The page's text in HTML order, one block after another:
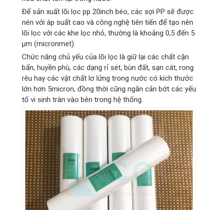
Để sản xuất lõi lọc pp 20inch béo, các sợi PP sẽ được
nén với áp suất cao và công nghệ tiên tiến để tạo nên
lõi lọc với các khe lọc nhỏ, thường là khoảng 0,5 đến 5
μm (micronmet).
Chức năng chủ yếu của lõi lọc là giữ lại các chất cặn
bẩn, huyền phù, các dạng rỉ sét, bùn đất, sạn cát, rong
rêu hay các vật chất lơ lửng trong nước có kích thước
lớn hơn 5micron, đồng thời cũng ngăn cản bớt các yếu
tố vi sinh tràn vào bên trong hệ thống.